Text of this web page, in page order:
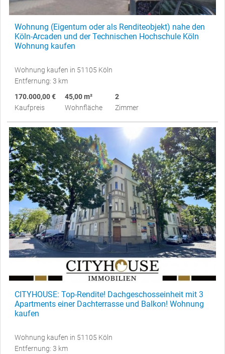
Wohnung (Eigentum oder als Renditeobjekt) nahe den
Köln-Arcaden und der Technischen Hochschule Köln
Wohnung kaufen
Wohnung kaufen in 51105 Köln
Entfernung: 3 km
170.000,00 €
Kaufpreis
45,00 m²
Wohnfläche
2
Zimmer
CITYHOUSE: Top-Rendite! Dachgeschosseinheit mit 3
Apartments einer Dachterrasse und Balkon! Wohnung
kaufen
Wohnung kaufen in 51105 Köln
Entfernung: 3 km